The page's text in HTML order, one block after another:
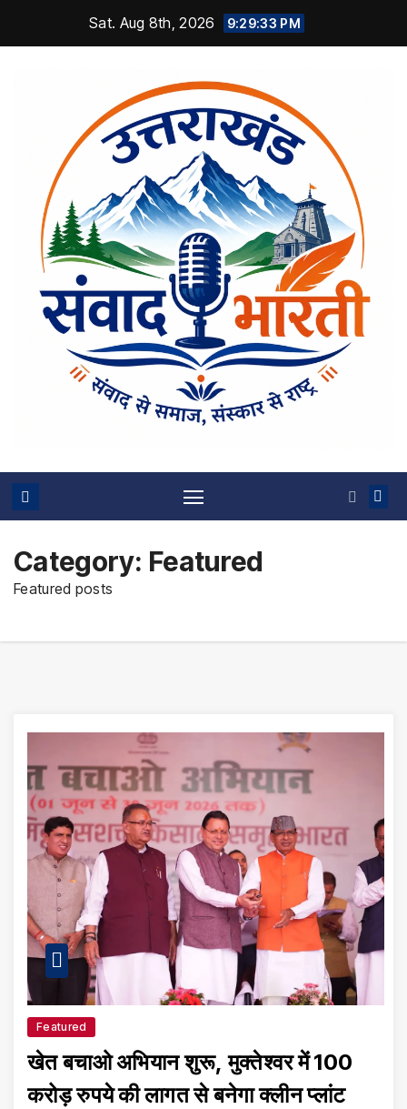
Sat. Aug 8th, 2026 9:29:34 PM
Category: Featured
Featured posts
Featured
खेत बचाओ अभियान शुरू, मुक्तेश्वर में 100
करोड़ रुपये की लागत से बनेगा क्लीन प्लांट